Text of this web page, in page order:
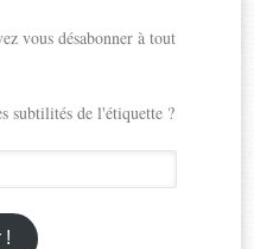
vous désabonner à tout
subtilités de l'étiquette ?
!